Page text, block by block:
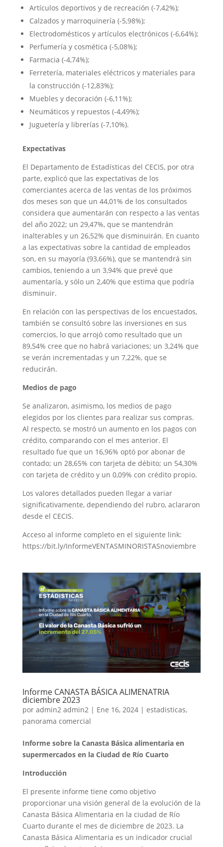
Artículos deportivos y de recreación (-7,42%);
Calzados y marroquinería (-5,98%);
Electrodomésticos y artículos electrónicos (-6,64%);
Perfumería y cosmética (-5,08%);
Farmacia (-4,74%);
Ferretería, materiales eléctricos y materiales para
la construcción (-12,83%);
Muebles y decoración (-6,11%);
Neumáticos y repuestos (-4,49%);
Juguetería y librerías (-7,10%).
Expectativas
El Departamento de Estadísticas del CECIS, por otra
parte, explicó que las expectativas de los
comerciantes acerca de las ventas de los próximos
dos meses son que un 44,01% de los consultados
considera que aumentarán con respecto a las ventas
del año 2022; un 29,47%, que se mantendrán
inalterables y un 26,52% que disminuirán. En cuanto
a las expectativas sobre la cantidad de empleados
son, en su mayoría (93,66%), que se mantendrá sin
cambios, teniendo a un 3,94% que prevé que
aumentaría, y sólo un 2,40% que estima que podría
disminuir.
En relación con las perspectivas de los encuestados,
también se consultó sobre las inversiones en sus
comercios, lo que arrojó como resultado que un
89,54% cree que no habrá variaciones; un 3,24% que
se verán incrementadas y un 7,22%, que se
reducirán.
Medios de pago
Se analizaron, asimismo, los medios de pago
elegidos por los clientes para realizar sus compras.
Al respecto, se mostró un aumento en los pagos con
crédito, comparando con el mes anterior. El
resultado fue que un 16,96% optó por abonar de
contado; un 28,65% con tarjeta de débito; un 54,30%
con tarjeta de crédito y un 0,09% con crédito propio.
Los valores detallados pueden llegar a variar
significativamente, dependiendo del rubro, aclararon
desde el CECIS.
Acceso al informe completo en el siguiente link:
https://bit.ly/InformeVENTASMINORISTASnoviembre
Informe CANASTA BÁSICA ALIMENATRIA
diciembre 2023
por admin2 admin2| Ene 16, 2024| estadisticas,
panorama comercial
Informe sobre la Canasta Básica alimentaria en
supermercados en la Ciudad de Río Cuarto
Introducción
El presente informe tiene como objetivo
proporcionar una visión general de la evolución de la
Canasta Básica Alimentaria en la ciudad de Río
Cuarto durante el mes de diciembre de 2023. La
Canasta Básica Alimentaria es un indicador crucial